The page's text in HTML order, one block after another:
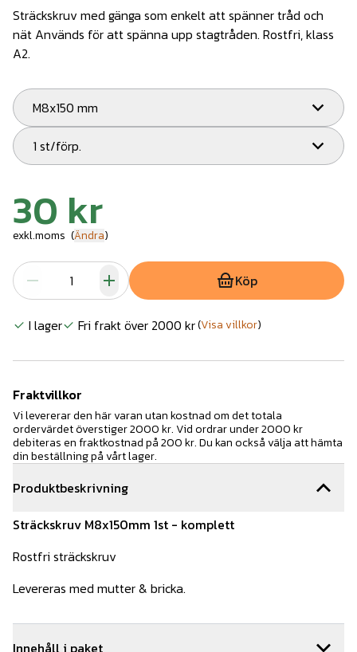
Produktbeskrivning
Sträckskruv M8x150mm 1st - komplett
Rostfri sträckskruv
Levereras med mutter & bricka.
Innehåll i paket
Sträckskruv med gänga som enkelt att spänner tråd och
nät Används för att spänna upp stagtråden. Rostfri, klass
A2.
M8x150 mm
1 st/förp.
30 kr
exkl.moms (Ändra)
Köp
I lager Fri frakt över 2000 kr(Visa villkor)
Fraktvillkor
Vi levererar den här varan utan kostnad om det totala
ordervärdet överstiger 2000 kr. Vid ordrar under 2000 kr
debiteras en fraktkostnad på 200 kr. Du kan också välja att hämta
din beställning på vårt lager.